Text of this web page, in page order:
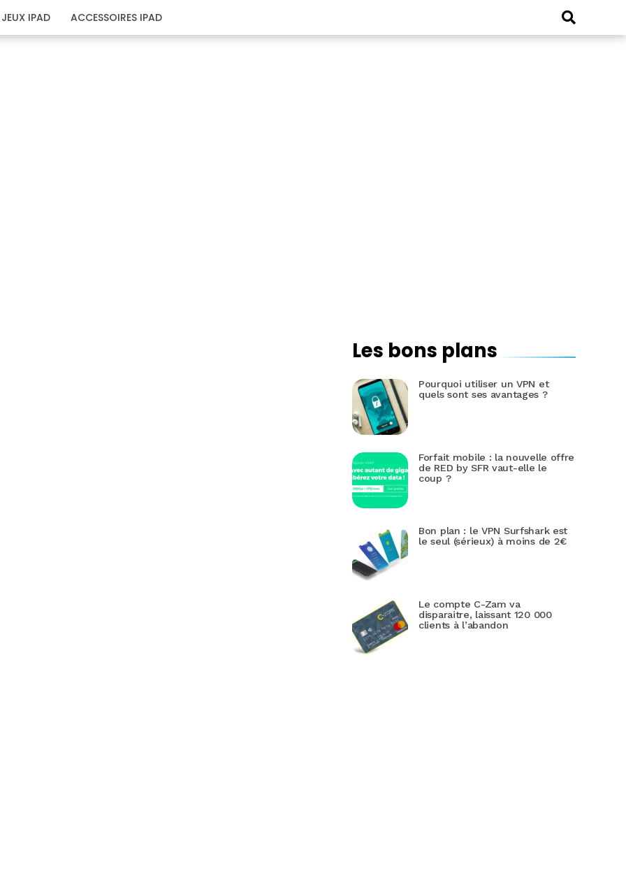
JEUX IPAD ACCESSOIRES IPAD
son
Les bons plans
Pourquoi utiliser un VPN et
quels sont ses avantages ?
Forfait mobile : la nouvelle offre
de RED by SFR vaut-elle le
coup ?
Bon plan : le VPN Surfshark est
le seul (sérieux) à moins de 2€
Le compte C-Zam va
disparaitre, laissant 120 000
clients à l’abandon